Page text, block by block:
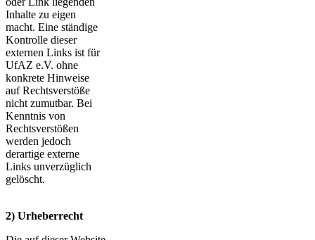
Inhalte zu eigen
macht. Eine ständige
Kontrolle dieser
externen Links ist für
UfAZ e.V. ohne
konkrete Hinweise
auf Rechtsverstöße
nicht zumutbar. Bei
Kenntnis von
Rechtsverstößen
werden jedoch
derartige externe
Links unverzüglich
gelöscht.
2) Urheberrecht